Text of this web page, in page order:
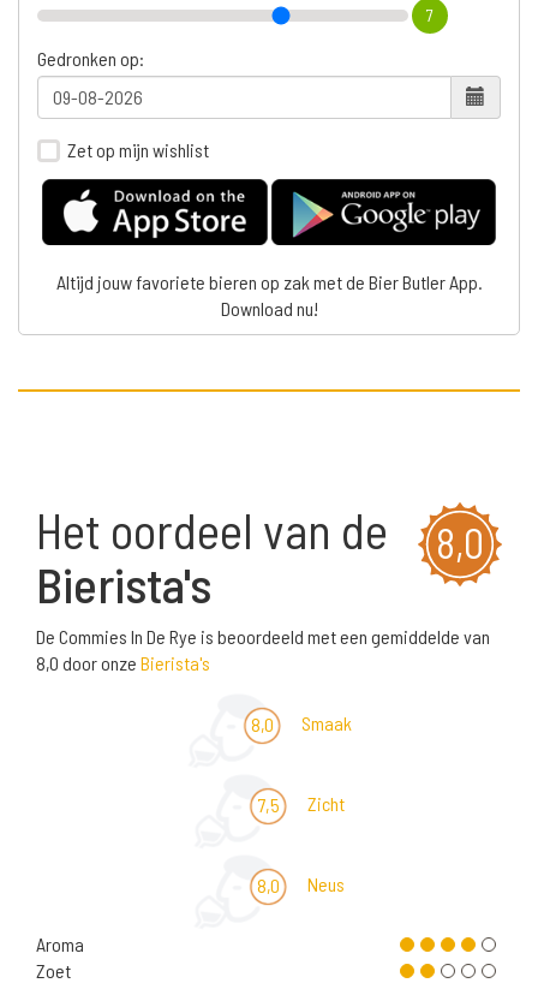
7
Gedronken op:
Zet op mijn wishlist
Altijd jouw favoriete bieren op zak met de Bier Butler App.
Download nu!
8,0
Het oordeel van de
Bierista's
De Commies In De Rye is beoordeeld met een gemiddelde van
8,0 door onze Bierista's
8,0 Smaak
7,5 Zicht
8,0 Neus
Aroma
Zoet